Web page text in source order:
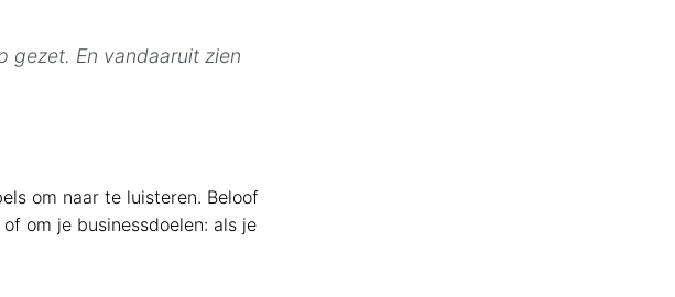
gezet. En vandaaruit zien
om naar te luisteren. Beloof
om je businessdoelen: als je